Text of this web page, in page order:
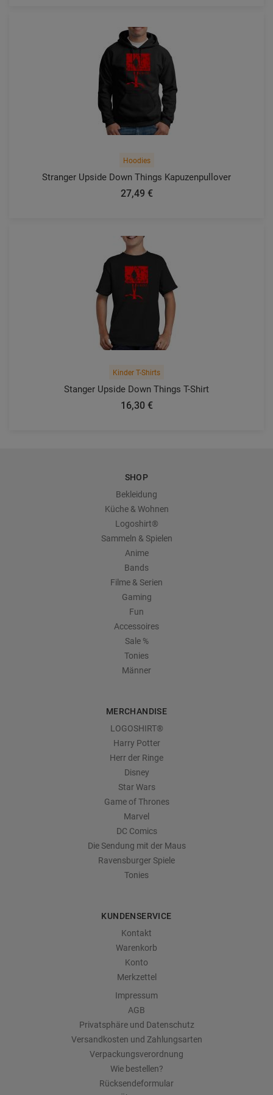
Hoodies
Stranger Upside Down Things Kapuzenpullover
27,49 €
Kinder T-Shirts
Stanger Upside Down Things T-Shirt
16,30 €
SHOP
Bekleidung
Küche & Wohnen
Logoshirt®
Sammeln & Spielen
Anime
Bands
Filme & Serien
Gaming
Fun
Accessoires
Sale %
Tonies
Männer
MERCHANDISE
LOGOSHIRT®
Harry Potter
Herr der Ringe
Disney
Star Wars
Game of Thrones
Marvel
DC Comics
Die Sendung mit der Maus
Ravensburger Spiele
Tonies
KUNDENSERVICE
Kontakt
Warenkorb
Konto
Merkzettel
Impressum
AGB
Privatsphäre und Datenschutz
Versandkosten und Zahlungsarten
Verpackungsverordnung
Wie bestellen?
Rücksendeformular